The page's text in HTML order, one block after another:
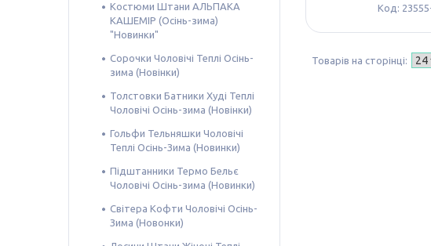
Костюми Штани АЛЬПАКА
КАШЕМІР (Осінь-зима)
"Новинки"
Сорочки Чоловічі Теплі Осінь-
зима (Новінки)
Толстовки Батники Худі Теплі
Чоловічі Осінь-зима (Новінки)
Гольфи Тельняшки Чоловічі
Теплі Осінь-Зима (Новинки)
Підштанники Термо Бельє
Чоловічі Осінь-зима (Новинки)
Світера Кофти Чоловічі Осінь-
Зима (Новонки)